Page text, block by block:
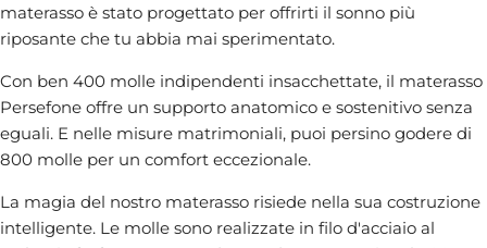
materasso è stato progettato per offrirti il sonno più
riposante che tu abbia mai sperimentato.
Con ben 400 molle indipendenti insacchettate, il materasso
Persefone offre un supporto anatomico e sostenitivo senza
eguali. E nelle misure matrimoniali, puoi persino godere di
800 molle per un comfort eccezionale.
La magia del nostro materasso risiede nella sua costruzione
intelligente. Le molle sono realizzate in filo d'acciaio al